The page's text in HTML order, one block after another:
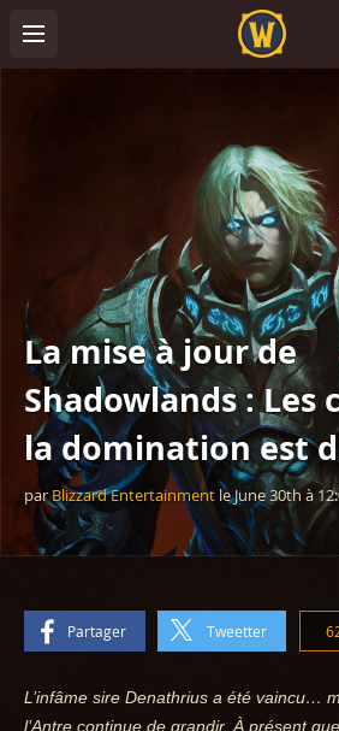
La mise à jour de
Shadowlands : Les
la domination est
parBlizzard Entertainment leJune 30thà
Partager Tweetter
L’infâme sire Denathrius a été vaincu…
l’Antre continue de grandir. À présent